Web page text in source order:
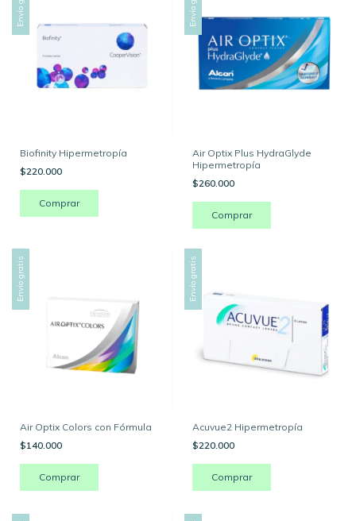
Biofinity Hipermetropía
$220.000
Comprar
Air Optix Plus HydraGlyde
Hipermetropía
$260.000
Comprar
Envío gratis
Air Optix Colors con Fórmula
$140.000
Envío gratis
Acuvue2 Hipermetropía
$220.000
Comprar